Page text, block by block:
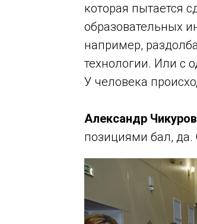
которая пытается
образовательных
например,
технологии. Или с
У человека
Александр
позициями бал, да.